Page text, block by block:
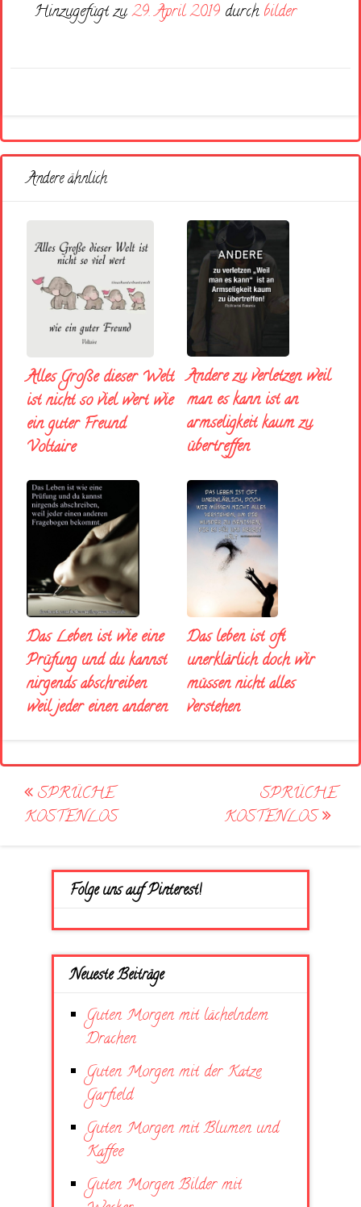
Hinzugefügt zu29. April 2019 durch bilder
Andere ähnlich
Alles Große dieser Welt
ist nicht so viel wert wie
ein guter Freund
Voltaire
Andere zu verletzen weil
man es kann ist an
armseligkeit kaum zu
übertreffen
Das Leben ist wie eine
Prüfung und du kannst
nirgends abschreiben
weil jeder einen anderen
Das leben ist oft
unerklärlich doch wir
müssen nicht alles
verstehen
Post
navigation
SPRÜCHE
KOSTENLOS
SPRÜCHE
KOSTENLOS
Folge uns auf Pinterest!
Neueste Beiträge
Guten Morgen mit lächelndem
Drachen
Guten Morgen mit der Katze
Garfield
Guten Morgen mit Blumen und
Kaffee
Guten Morgen Bilder mit